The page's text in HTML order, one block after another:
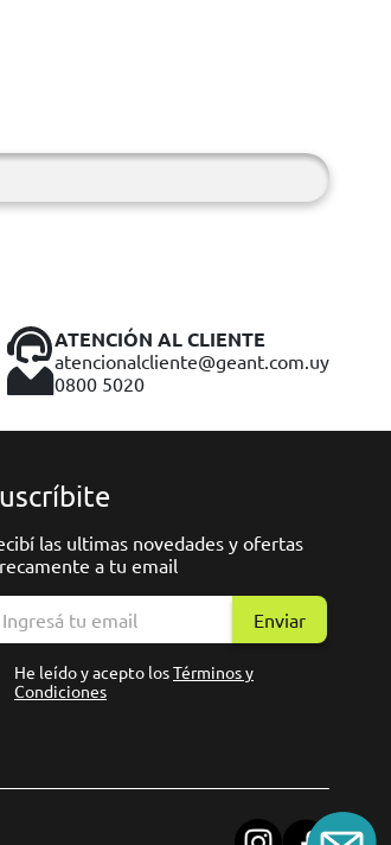
ATENCIÓN AL CLIENTE
atencionalcliente@geant.com.uy
0800 5020
las ultimas novedades y ofertas
a tu email
Enviar
He leído y acepto losTérminos y
Condiciones